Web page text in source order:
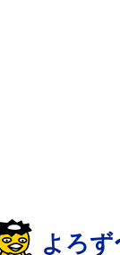
よろず